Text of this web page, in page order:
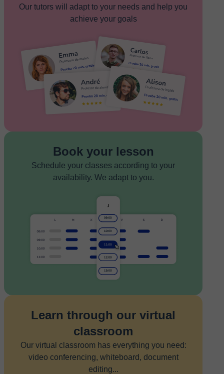
Our tutors will adapt to your needs and help you
achieve your goals
Book your lesson
Schedule your classes according to your
availability. We adapt to you.
Learn through our virtual
classroom
Our virtual classroom has everything you need:
video conferencing, whiteboard, document
editing...